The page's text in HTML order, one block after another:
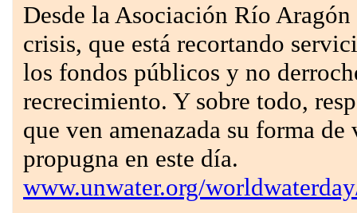
Desde la Asociación Río
crisis, que está recortando
los fondos públicos y no
recrecimiento. Y sobre todo,
que ven amenazada su forma
propugna en este día.
www.unwater.org/